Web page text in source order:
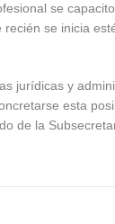
se
se inicia
jurídicas y
esta
de la